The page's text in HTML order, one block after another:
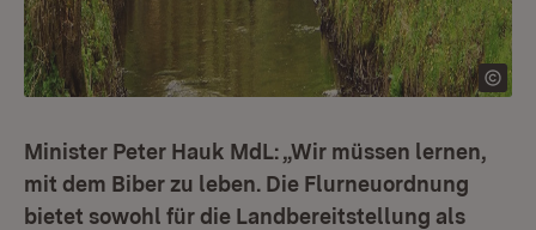
Minister Peter Hauk MdL: „Wir müssen lernen,
mit dem Biber zu leben. Die Flurneuordnung
bietet sowohl für die Landbereitstellung als